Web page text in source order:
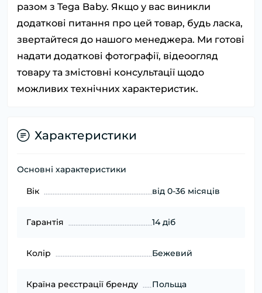
разом з Tega Baby. Якщо у вас виникли
додаткові питання про цей товар, будь ласка,
звертайтеся до нашого менеджера. Ми готові
надати додаткові фотографії, відеоогляд
товару та змістовні консультації щодо
можливих технічних характеристик.
Характеристики
Основні характеристики
Вік від 0-36 місяців
Гарантія 14 діб
Колір Бежевий
Країна реєстрації бренду Польща